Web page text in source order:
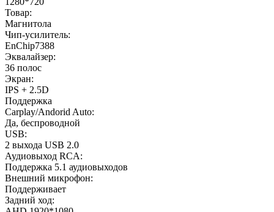
Товар:
Магнитола
Чип-усилитель:
EnChip7388
Эквалайзер:
36 полос
Экран:
IPS + 2.5D
Поддержка
Carplay/Andorid Auto:
Да, беспроводной
USB:
2 выхода USB 2.0
Аудиовыход RCA:
Поддержка 5.1 аудиовыходов
Внешний микрофон:
Поддерживает
Задний ход: